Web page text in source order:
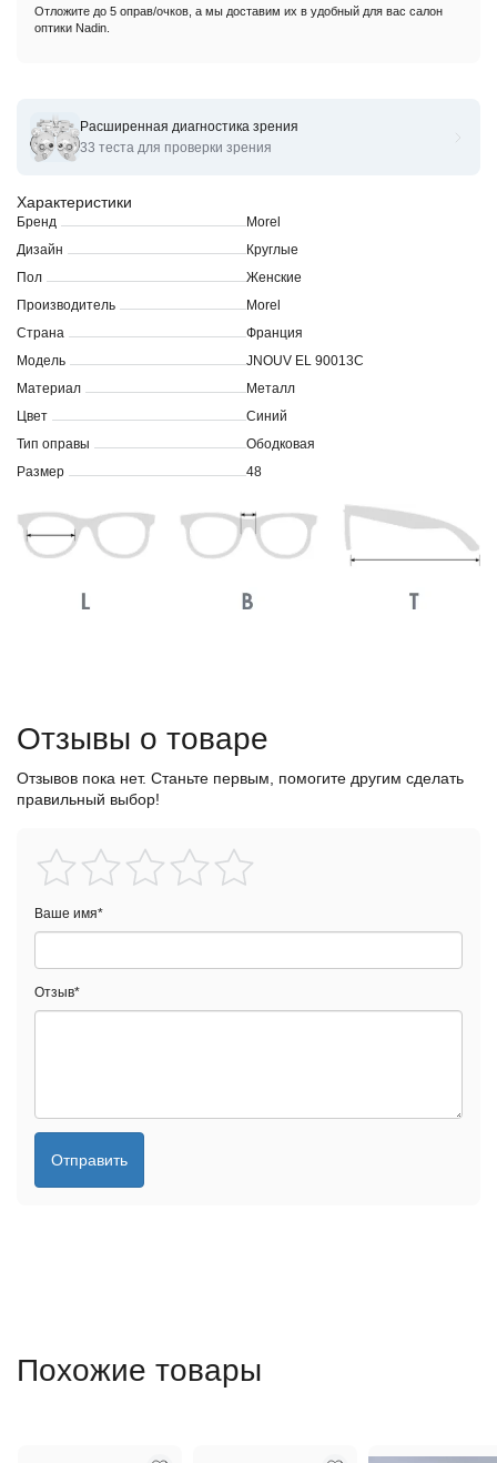
Оправы для очков корригирующих Morel JNOUVEL 90013C
Характеристики
Бренд
Morel
Дизайн
Круглые
Пол
Женские
Производитель
Morel
Страна
Франция
Модель
JNOUV EL 90013C
Материал
Металл
Цвет
Синий
Тип оправы
Ободковая
Размер
48
Отложите до 5 оправ/очков, а мы доставим их в удобный для вас салон
оптики Nadin.
Расширенная диагностика зрения
33 теста для проверки зрения
Отзывы о товаре
Отзывов пока нет. Станьте первым, помогите другим сделать
правильный выбор!
Ваше имя*
Отзыв*
Отправить
Похожие товары